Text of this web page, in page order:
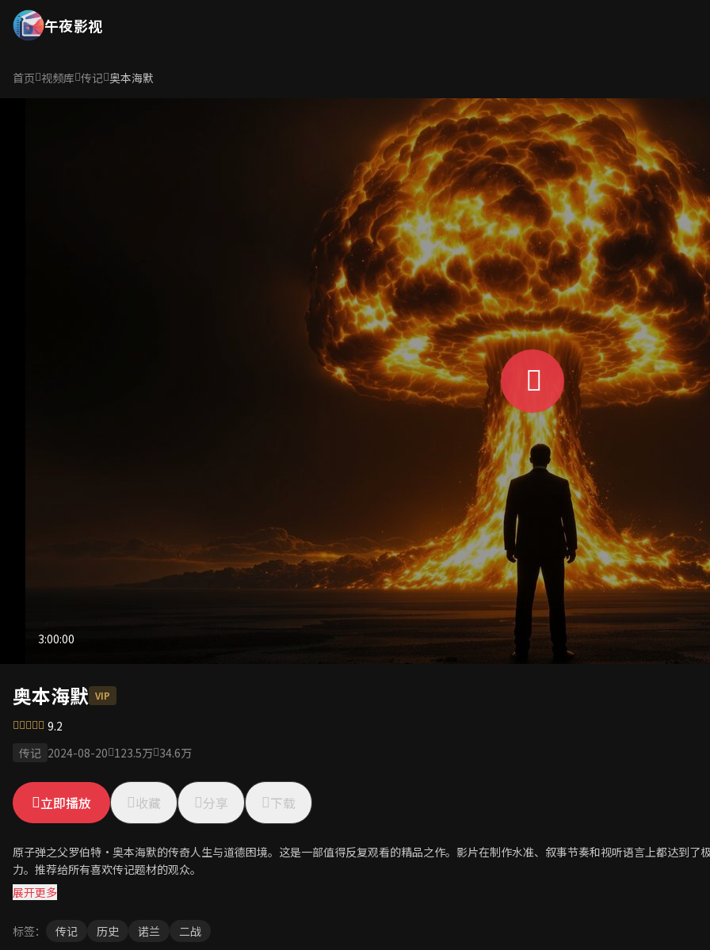
午夜影视
首页 视频库 传记 奥本海默
3:00:00
奥本海默 VIP
9.2
传记 2024-08-20 123.5万 34.6万
立即播放 收藏 分享 下载
原子弹之父罗伯特·奥本海默的传奇人生与道德困境。这是一部值得反复观看的精品之作。影片在制作水准、叙事节奏和视听语言上都达到了
力。推荐给所有喜欢传记题材的观众。
展开更多
标签： 传记 历史 诺兰 二战